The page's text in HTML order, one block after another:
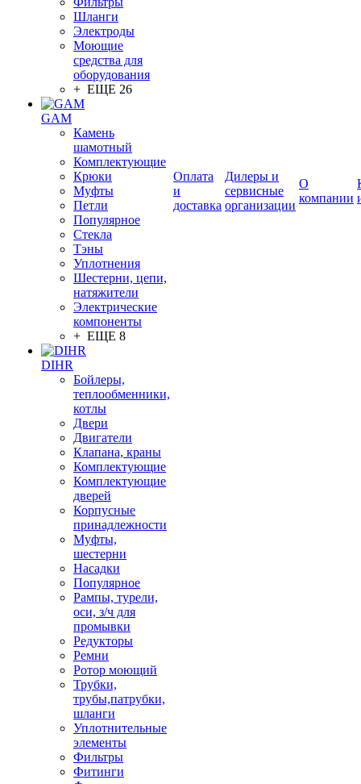
Шланги
Электроды
Моющие
средства для
оборудования
+ ЕЩЕ 26
GAM
Камень
шамотный
Комплектующие
Крюки
Муфты
Петли
Популярное
Стекла
Тэны
Уплотнения
Шестерни, цепи,
натяжители
Электрические
компоненты
+ ЕЩЕ 8
DIHR
Бойлеры,
теплообменники,
котлы
Двери
Двигатели
Клапана, краны
Комплектующие
Комплектующие
дверей
Корпусные
принадлежности
Муфты,
шестерни
Насадки
Популярное
Рампы, турели,
оси, з/ч для
промывки
Редукторы
Ремни
Ротор моющий
Трубки,
трубы,патрубки,
шланги
Уплотнительные
элементы
Фильтры
Фитинги
Оплата
и
доставка
Дилеры и
сервисные
организации
О
компании